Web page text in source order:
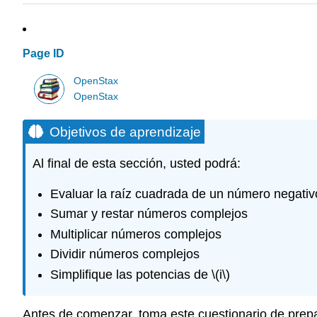
Page ID
OpenStax
OpenStax
Objetivos de aprendizaje
Al final de esta sección, usted podrá:
Evaluar la raíz cuadrada de un número
Sumar y restar números complejos
Multiplicar números complejos
Dividir números complejos
Simplifique las potencias de \(i\)
Antes de comenzar, toma este cuestionario de